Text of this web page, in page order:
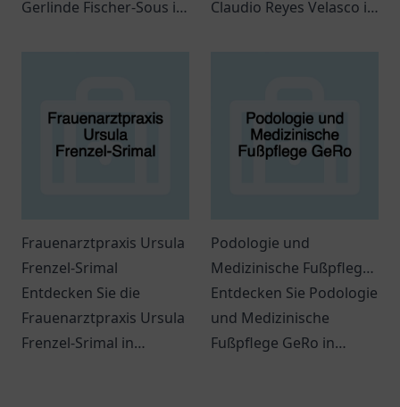
Gerlinde Fischer-Sous in
und individuelle
Betreuung warten auf
Claudio Reyes Velasco in
Frauenarztpraxis Ursula
Frenzel-Srimal
Entdecken Sie die
Frauenarztpraxis Ursula
Frenzel-Srimal in
Podologie und
Medizinische Fußpflege
GeRo
Entdecken Sie Podologie
und Medizinische
Fußpflege GeRo in